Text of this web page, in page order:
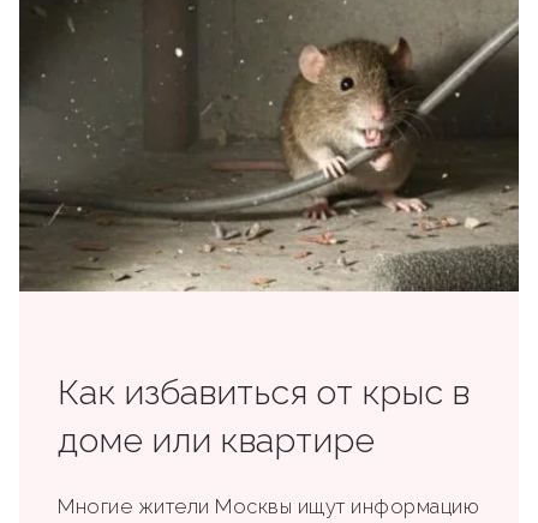
Как избавиться от крыс в
доме или квартире
Многие жители Москвы ищут информацию